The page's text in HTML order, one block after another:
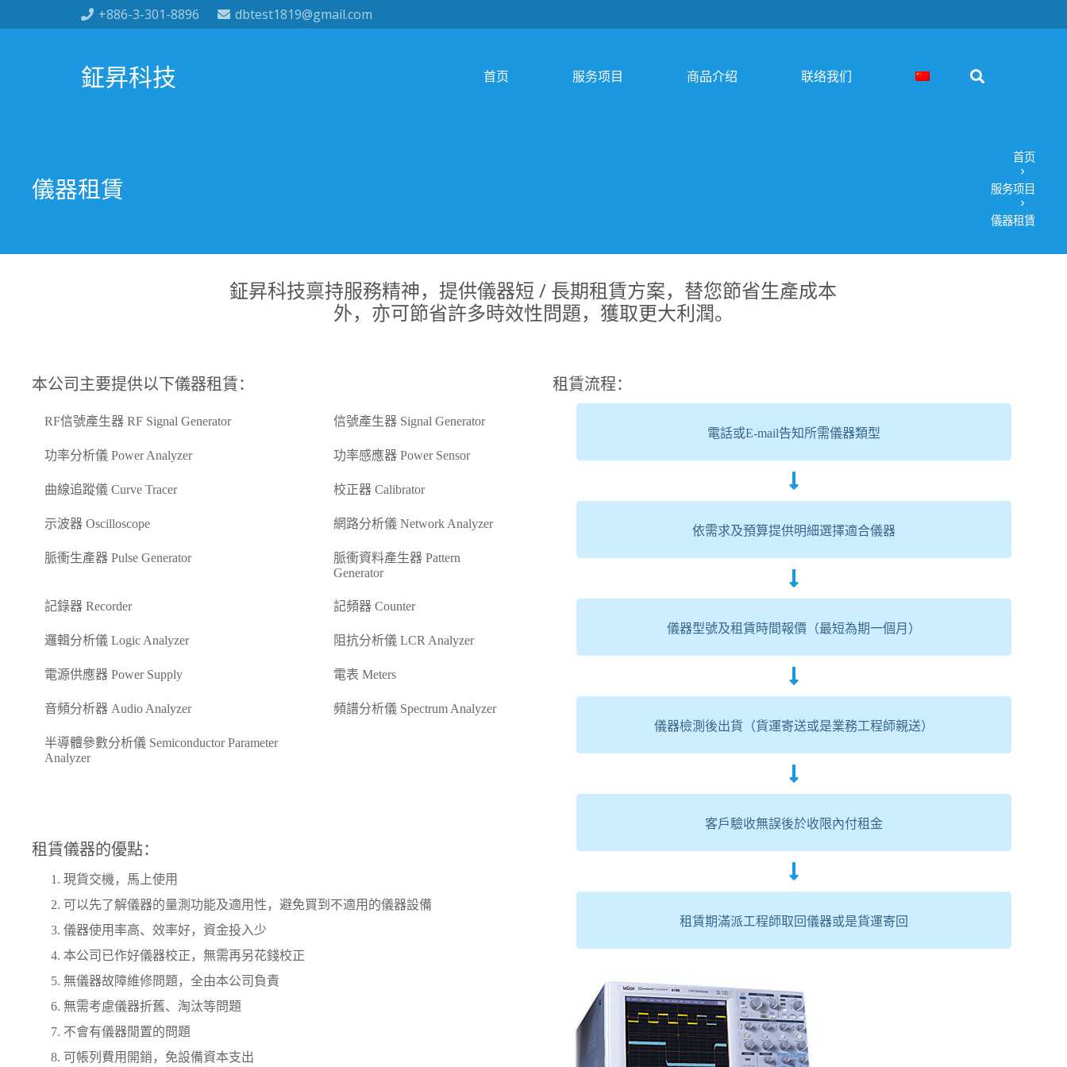
+886-3-301-8896 dbtest1819@gmail.com
鉦昇科技 首页 服务项目 商品介绍 联络我们
儀器租賃
首页
chevron_right
服务项目
chevron_right
儀器租賃
鉦昇科技禀持服務精神，提供儀器短 / 長期租賃方案，替您節省生產成本
外，亦可節省許多時效性問題，獲取更大利潤。
本公司主要提供以下儀器租賃：
RF信號產生器 RF Signal Generator 信號產生器 Signal Generator
功率分析儀 Power Analyzer 功率感應器 Power Sensor
曲線追蹤儀 Curve Tracer 校正器 Calibrator
示波器 Oscilloscope 網路分析儀 Network Analyzer
脈衝生產器 Pulse Generator
脈衝資料產生器 Pattern
Generator
記錄器 Recorder 記頻器 Counter
邏輯分析儀 Logic Analyzer 阻抗分析儀 LCR Analyzer
電源供應器 Power Supply 電表 Meters
音頻分析器 Audio Analyzer 頻譜分析儀 Spectrum Analyzer
半導體參數分析儀 Semiconductor Parameter
Analyzer
租賃儀器的優點：
現貨交機，馬上使用
可以先了解儀器的量測功能及適用性，避免買到不適用的儀器設備
儀器使用率高、效率好，資金投入少
本公司已作好儀器校正，無需再另花錢校正
無儀器故障維修問題，全由本公司負責
無需考慮儀器折舊、淘汰等問題
不會有儀器閒置的問題
可帳列費用開銷，免設備資本支出
租賃流程：
電話或E-mail告知所需儀器類型
依需求及預算提供明細選擇適合儀器
儀器型號及租賃時間報價（最短為期一個月）
儀器檢測後出貨（貨運寄送或是業務工程師親送）
客戶驗收無誤後於收限內付租金
租賃期滿派工程師取回儀器或是貨運寄回